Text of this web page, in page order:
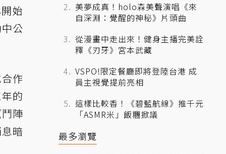
始
公
作
的
陣
暗
美夢成真！holo森美聲演唱《來
自深淵：覺醒的神秘》片頭曲
從漫畫中走出來！健身主播完美詮
釋《刃牙》宮本武藏
VSPO!限定餐廳即將登陸台港 成
員主視覺提前亮相
這樣比較香！《碧藍航線》推千元
「ASMR米」飯糰掀議
最多瀏覽